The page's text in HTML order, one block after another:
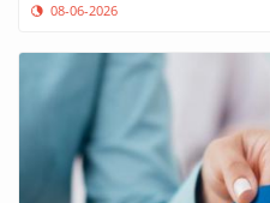
08-06-2026